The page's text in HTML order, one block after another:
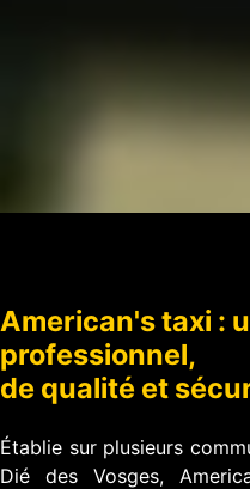
American's taxi :
professionnel,
de qualité et
Établie sur plusieurs
Dié des Vosges,